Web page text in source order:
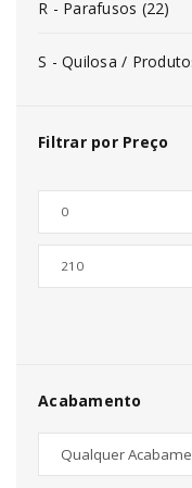
R - Parafusos (22)
S - Quilosa /
Filtrar por Preço
Acabamento